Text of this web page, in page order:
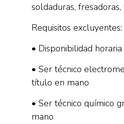
soldaduras,
Requisitos excluyentes:
• Disponibilidad
• Ser técnico
título en mano
• Ser técnico químico
mano